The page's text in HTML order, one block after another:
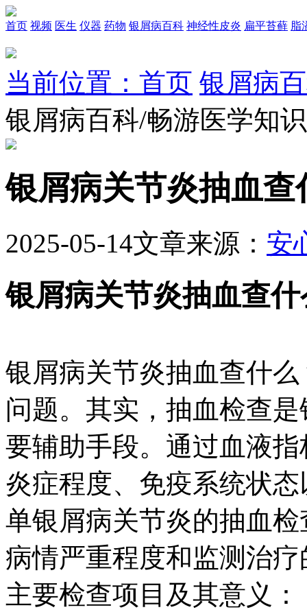
首页 视频 医生 仪器 药物 银屑病百科 神经性皮炎 扁平苔藓 脂
当前位置：首页 银屑病
银屑病百科/畅游医学知
银屑病关节炎抽血查
2025-05-14文章来源： 安
银屑病关节炎抽血查什
银屑病关节炎抽血查什
问题。其实，抽血检查
要辅助手段。通过血液
炎症程度、免疫系统状
单银屑病关节炎的抽血
病情严重程度和监测治
主要检查项目及其意义：